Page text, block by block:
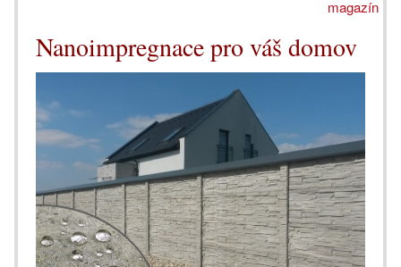
magazín
Nanoimpregnace pro váš domov